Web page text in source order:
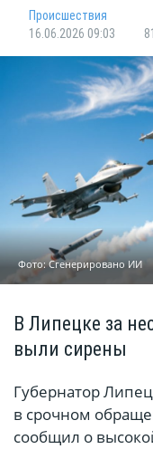
Происшествия
16.06.2026 09:03
Фото: Сгенерировано ИИ
В Липецке за
выли сирены
Губернатор
в срочном
сообщил о